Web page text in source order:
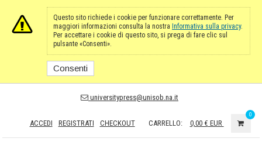
Questo sito richiede i cookie per funzionare correttamente. Per
maggiori informazioni consulta la nostra Informativa sulla privacy.
Per accettare i cookie di questo sito, si prega di fare clic sul
pulsante «Consenti».
Consenti
universitypress@unisob.na.it
ACCEDI REGISTRATI CHECKOUT CARRELLO: 0,00 € EUR
0